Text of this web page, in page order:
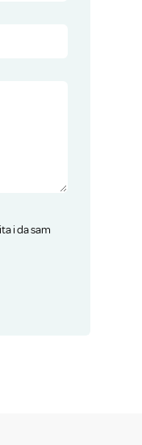
i da sam